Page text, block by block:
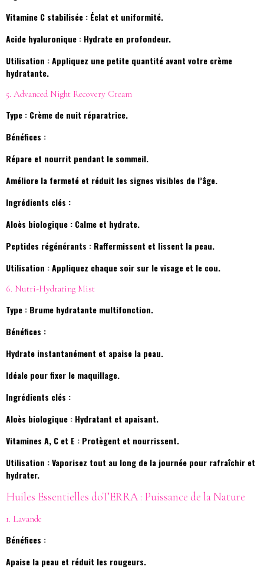
Vitamine C stabilisée : Éclat et uniformité.
Acide hyaluronique : Hydrate en profondeur.
Utilisation : Appliquez une petite quantité avant votre crème
hydratante.
5. Advanced Night Recovery Cream
Type : Crème de nuit réparatrice.
Bénéfices :
Répare et nourrit pendant le sommeil.
Améliore la fermeté et réduit les signes visibles de l’âge.
Ingrédients clés :
Aloès biologique : Calme et hydrate.
Peptides régénérants : Raffermissent et lissent la peau.
Utilisation : Appliquez chaque soir sur le visage et le cou.
6. Nutri-Hydrating Mist
Type : Brume hydratante multifonction.
Bénéfices :
Hydrate instantanément et apaise la peau.
Idéale pour fixer le maquillage.
Ingrédients clés :
Aloès biologique : Hydratant et apaisant.
Vitamines A, C et E : Protègent et nourrissent.
Utilisation : Vaporisez tout au long de la journée pour rafraîchir et
hydrater.
Huiles Essentielles doTERRA : Puissance de la Nature
1. Lavande
Bénéfices :
Apaise la peau et réduit les rougeurs.